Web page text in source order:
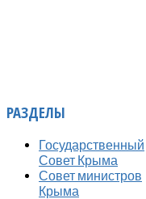
РАЗДЕЛЫ
Государственный
Совет Крыма
Совет министров
Крыма